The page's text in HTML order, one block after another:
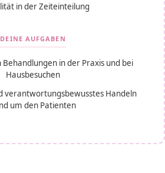
in der Zeiteinteilung
DEINE AUFGABEN
in der Praxis und bei
Hausbesuchen
verantwortungsbewusstes Handeln
um den Patienten